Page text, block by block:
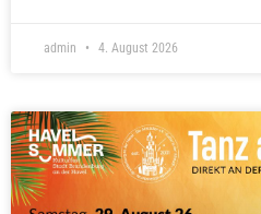
admin 4. August 2026